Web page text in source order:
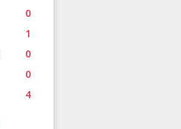
0
1
0
0
4